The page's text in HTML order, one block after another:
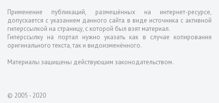
Применение публикаций, размещённых на интернет-ресурсе,
допускается с указанием данного сайта в виде источника с активной
гиперссылкой на страницу, с которой был взят материал.
Гиперссылку на портал нужно указать как в случае копирования
оригинального текста, так и видоизменённого.
Материалы защищены действующим законодательством.
© 2005 - 2020